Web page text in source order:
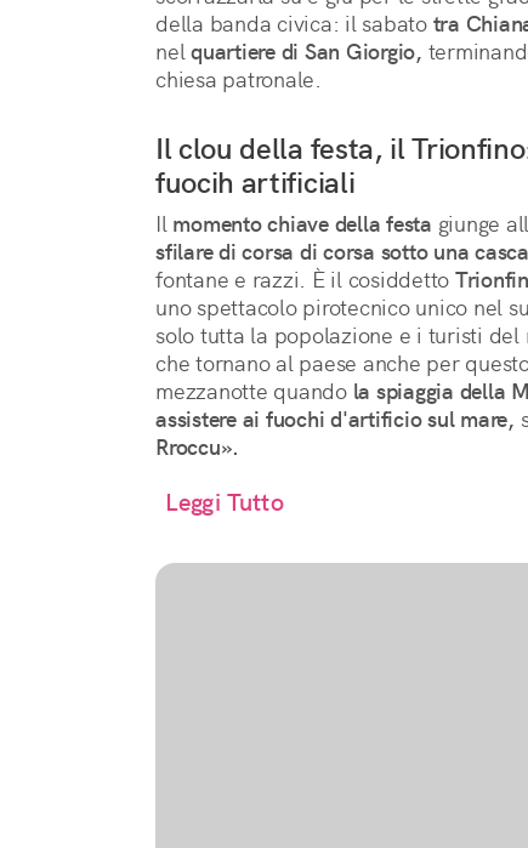
della banda civica: il sabato tra
nelquartiere di San Giorgio,
chiesa patronale.
Il clou della festa, il
fuocih artificiali
Il momento chiave della festa giunge
sfilare di corsa di corsa sotto una
fontane e razzi. È il cosiddetto
uno spettacolo pirotecnico unico nel
solo tutta la popolazione e i turisti
che tornano al paese anche per
mezzanotte quando la spiaggia della
assistere ai fuochi d'artificio sul mare,
Rroccu».
Leggi Tutto